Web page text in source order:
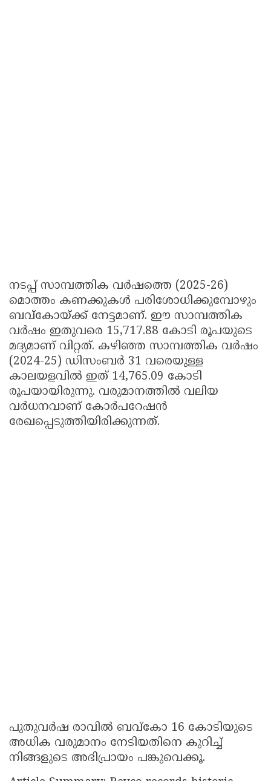
നടപ്പ് സാമ്പത്തിക വർഷത്തെ (2025-26)
മൊത്തം കണക്കുകൾ പരിശോധിക്കുമ്പോഴും
ബവ്കോയ്ക്ക് നേട്ടമാണ്. ഈ സാമ്പത്തിക
വർഷം ഇതുവരെ 15,717.88 കോടി രൂപയുടെ
മദ്യമാണ് വിറ്റത്. കഴിഞ്ഞ സാമ്പത്തിക വർഷം
(2024-25) ഡിസംബർ 31 വരെയുള്ള
കാലയളവിൽ ഇത് 14,765.09 കോടി
രൂപയായിരുന്നു. വരുമാനത്തിൽ വലിയ
വർധനവാണ് കോർപറേഷൻ
രേഖപ്പെടുത്തിയിരിക്കുന്നത്.
പുതുവർഷ രാവിൽ ബവ്കോ 16 കോടിയുടെ
അധിക വരുമാനം നേടിയതിനെ കുറിച്ച്
നിങ്ങളുടെ അഭിപ്രായം പങ്കുവെക്കൂ.